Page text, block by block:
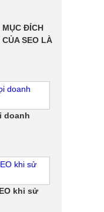
MỤC ĐÍCH
CỦA SEO LÀ
doanh
khi sử